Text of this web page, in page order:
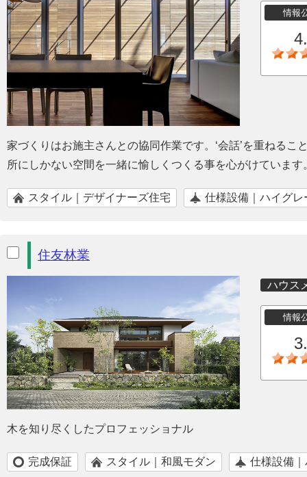
情報
家づくりはお施主さんとの協同作業です。‘会話’を重ねる
所にしかない空間を一緒に愉しくつくる事を心がけています
スタイル｜デザイナーズ住宅 仕様設備｜ハイグレ
住友林業
ハウス
情報
木を知り尽くしたプロフェッショナル
完成保証 スタイル｜和風モダン 仕様設備